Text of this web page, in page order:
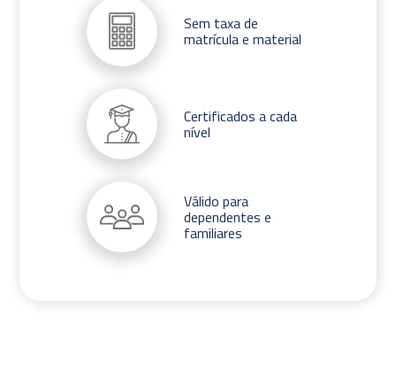
Sem taxa de
matrícula e material
Certificados a cada
nível
Válido para
dependentes e
familiares